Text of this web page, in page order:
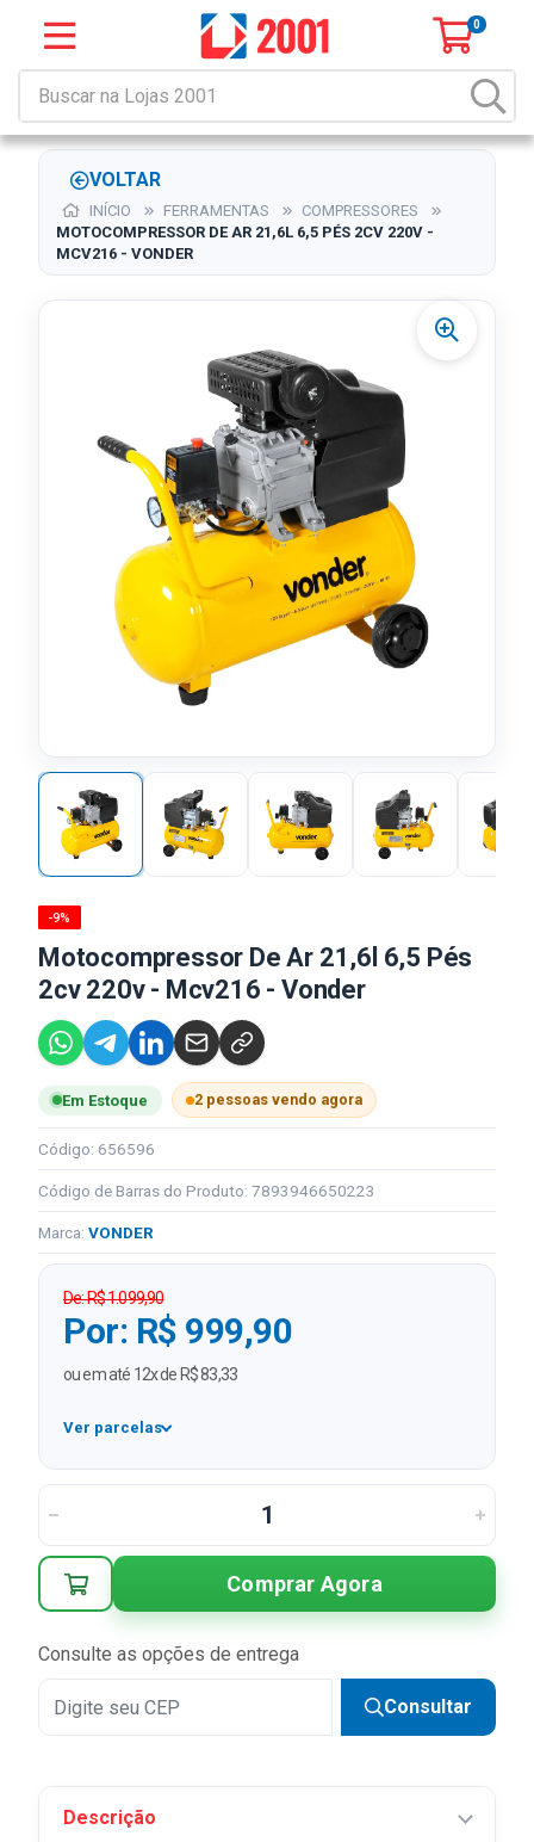
0
VOLTAR
INÍCIO FERRAMENTAS
COMPRESSORES
MOTOCOMPRESSOR DE AR 21,6L 6,5 PÉS 2CV 220V -
MCV216 - VONDER
-9%
Motocompressor De Ar 21,6l 6,5 Pés
2cv 220v - Mcv216 - Vonder
Em Estoque 2 pessoas vendo agora
Código: 656596
Código de Barras do Produto: 7893946650223
Marca: VONDER
De: R$ 1.099,90
Por: R$ 999,90
ou em até 12x de R$ 83,33
Ver parcelas
1x R$ 999,90
3x R$ 333,30 sem juros
4x R$ 249,98 sem juros
5x
7x R$ 142,84 sem juros
9x
Comprar Agora
Consulte as opções de entrega
Consultar
Descrição